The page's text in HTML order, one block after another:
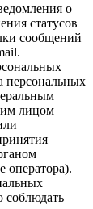
о
статусов
сообщений
персональных
лицом
оператора).
соблюдать